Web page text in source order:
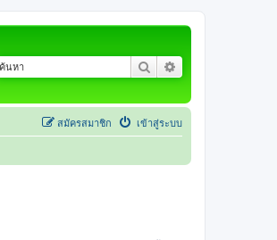
ค้นหา
เข้าสู่ระบบ
สมัครสมาชิก